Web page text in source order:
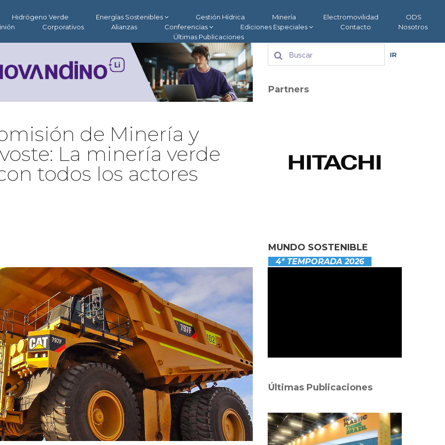
Hidrógeno Verde Energías Sostenibles Gestión Hídrica Minería Electromovilidad
ODS
Corporativos Alianzas Conferencias Ediciones Especiales Contacto
Nosotros
Últimas Publicaciones
de Minería y
La minería verde
todos los actores
IR
Partners
MUNDO SOSTENIBLE
4ª TEMPORADA 2026
Últimas Publicaciones